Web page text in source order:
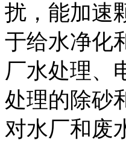
扰，能加速
于给水净化
厂水处理、
处理的除砂
对水厂和废